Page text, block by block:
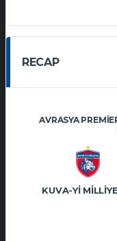
RECAP
AVRASYA
KUVA-YI